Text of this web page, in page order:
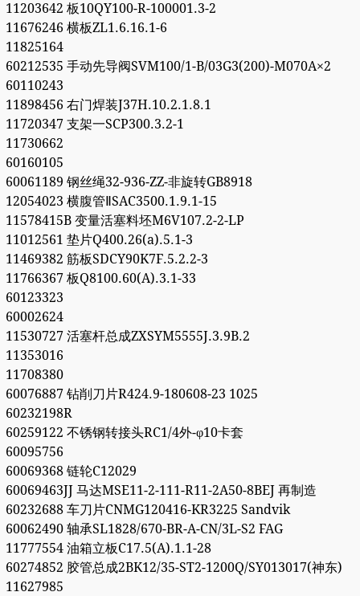
11203642 板10QY100-R-100001.3-2
11676246 横板ZL1.6.16.1-6
11825164
60212535 手动先导阀SVM100/1-B/03G3(200)-M070A×2
60110243
11898456 右门焊装J37H.10.2.1.8.1
11720347 支架一SCP300.3.2-1
11730662
60160105
60061189 钢丝绳32-936-ZZ-非旋转GB8918
12054023 横腹管ⅡSAC3500.1.9.1-15
11578415B 变量活塞料坯M6V107.2-2-LP
11012561 垫片Q400.26(a).5.1-3
11469382 筋板SDCY90K7F.5.2.2-3
11766367 板Q8100.60(A).3.1-33
60123323
60002624
11530727 活塞杆总成ZXSYM5555J.3.9B.2
11353016
11708380
60076887 钻削刀片R424.9-180608-23 1025
60232198R
60259122 不锈钢转接头RC1/4外-φ10卡套
60095756
60069368 链轮C12029
60069463JJ 马达MSE11-2-111-R11-2A50-8BEJ 再制造
60232688 车刀片CNMG120416-KR3225 Sandvik
60062490 轴承SL1828/670-BR-A-CN/3L-S2 FAG
11777554 油箱立板C17.5(A).1.1-28
60274852 胶管总成2BK12/35-ST2-1200Q/SY013017(神东)
11627985